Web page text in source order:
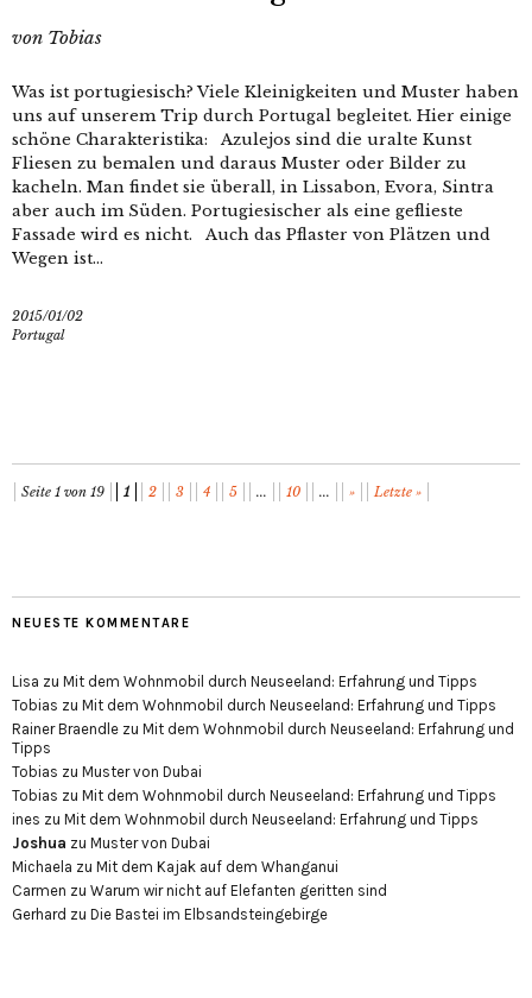
von Tobias
Was ist portugiesisch? Viele Kleinigkeiten und Muster haben
uns auf unserem Trip durch Portugal begleitet. Hier einige
schöne Charakteristika: Azulejos sind die uralte Kunst
Fliesen zu bemalen und daraus Muster oder Bilder zu
kacheln. Man findet sie überall, in Lissabon, Evora, Sintra
aber auch im Süden. Portugiesischer als eine geflieste
Fassade wird es nicht. Auch das Pflaster von Plätzen und
Wegen ist...
2015/01/02
Portugal
Seite 1 von 19 1 2 3 4 5 ... 10 ... » Letzte »
NEUESTE KOMMENTARE
Lisa zu Mit dem Wohnmobil durch Neuseeland: Erfahrung und Tipps
Tobias zu Mit dem Wohnmobil durch Neuseeland: Erfahrung und Tipps
Rainer Braendle zu Mit dem Wohnmobil durch Neuseeland: Erfahrung und
Tipps
Tobias zu Muster von Dubai
Tobias zu Mit dem Wohnmobil durch Neuseeland: Erfahrung und Tipps
ines zu Mit dem Wohnmobil durch Neuseeland: Erfahrung und Tipps
Joshua zu Muster von Dubai
Michaela zu Mit dem Kajak auf dem Whanganui
Carmen zu Warum wir nicht auf Elefanten geritten sind
Gerhard zu Die Bastei im Elbsandsteingebirge